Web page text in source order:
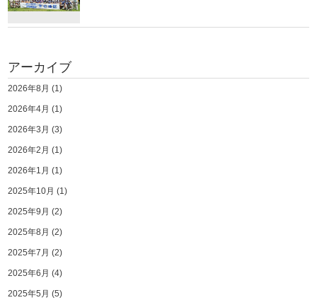
アーカイブ
2026年8月 (1)
2026年4月 (1)
2026年3月 (3)
2026年2月 (1)
2026年1月 (1)
2025年10月 (1)
2025年9月 (2)
2025年8月 (2)
2025年7月 (2)
2025年6月 (4)
2025年5月 (5)